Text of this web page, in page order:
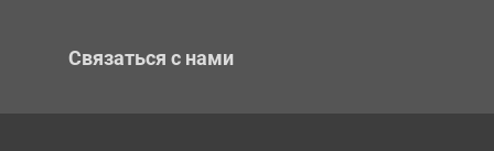
Связаться с нами